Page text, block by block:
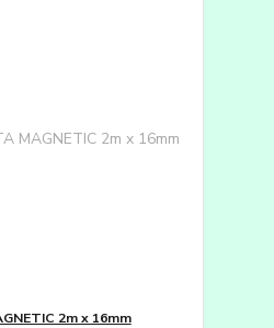
2m x 16mm